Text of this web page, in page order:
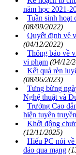
năm học 2021-
Tuần sinh hoạt
(08/09/2022)
Quyết định về
(04/12/2022)
Thông báo về
vi phạm (04/12/
Kết quả rèn
(08/06/2023)
Tưng bừng
Nghệ thuật và
Trường Cao
hiện tuyên
Khởi động
(12/11/2025)
Hiếu PC nói về
đảo qua mạng